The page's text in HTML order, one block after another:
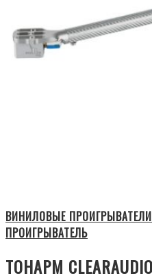
ВИНИЛОВЫЕ
ПРОИГРЫВАТЕЛЬ
ТОНАРМ CLEARAUDIO